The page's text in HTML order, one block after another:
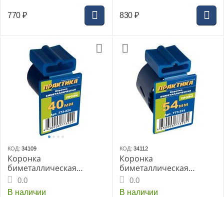
770 ₽ 830 ₽
КОД: 34109
Коронка
биметаллическая
ПРАКТИКА 40мм (773-
224)
0.0
В наличии
КОД: 34112
Коронка
биметаллическая
ПРАКТИКА 54мм (773-
231)
0.0
В наличии